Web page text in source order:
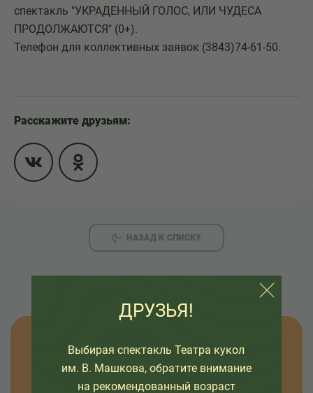
спектакль "УКРАДЕННЫЙ ГОЛОС, ИЛИ ЧУДЕСА
ПРОДОЛЖАЮТСЯ" (0+).
Телефон для коллективных заявок (3843)74-61-50.
Расскажите друзьям:
НАЗАД К СПИСКУ
Узнавайте новости
Оставьте свой емайл, чтобы узнавать первыми
ДРУЗЬЯ!
Выбирая спектакль Театра кукол
им. В. Машкова, обратите внимание
на рекомендованный возраст